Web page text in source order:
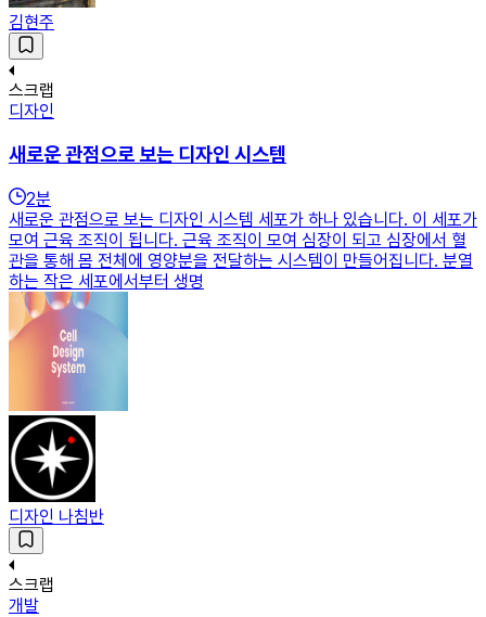
김현주
스크랩
디자인
새로운 관점으로 보는 디자인 시스템
2분
새로운 관점으로 보는 디자인 시스템 세포가 하나 있습니다. 이 세포가
모여 근육 조직이 됩니다. 근육 조직이 모여 심장이 되고 심장에서 혈
관을 통해 몸 전체에 영양분을 전달하는 시스템이 만들어집니다. 분열
하는 작은 세포에서부터 생명
디자인 나침반
스크랩
개발